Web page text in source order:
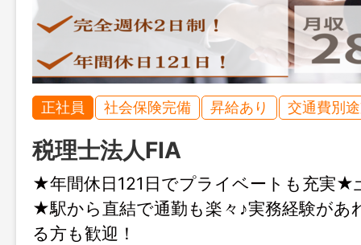
正社員 社会保険完備 昇給あり 交通費別
税理士法人FIA
★年間休日121日でプライベートも充実★
★駅から直結で通勤も楽々♪実務経験があ
る方も歓迎！